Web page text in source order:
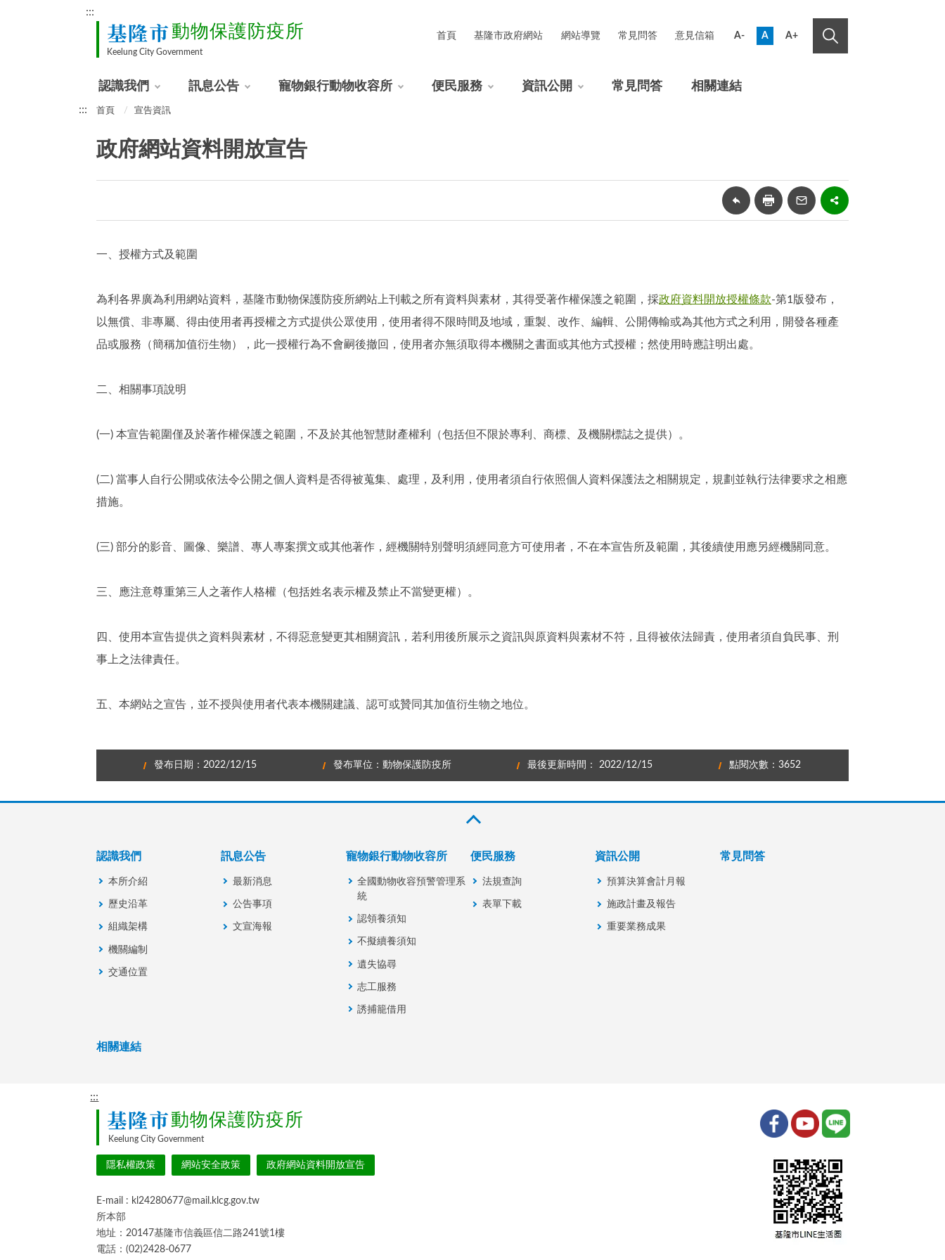
:::
基隆市 動物保護防疫所
Keelung City Government
首頁 基隆市政府網站 網站導覽 常見問答 意見信箱 A- A A+
認識我們 訊息公告 寵物銀行動物收容所 便民服務 資訊公開 常見問答 相關連結
::: 首頁 宣告資訊
政府網站資料開放宣告
一、授權方式及範圍
為利各界廣為利用網站資料，基隆市動物保護防疫所網站上刊載之所有資料與素材，其得受著作權保護之範圍，採政府資料開放授權條款-第1版發布，
以無償、非專屬、得由使用者再授權之方式提供公眾使用，使用者得不限時間及地域，重製、改作、編輯、公開傳輸或為其他方式之利用，開發各種產
品或服務（簡稱加值衍生物），此一授權行為不會嗣後撤回，使用者亦無須取得本機關之書面或其他方式授權；然使用時應註明出處。
二、相關事項說明
(一) 本宣告範圍僅及於著作權保護之範圍，不及於其他智慧財產權利（包括但不限於專利、商標、及機關標誌之提供）。
(二) 當事人自行公開或依法令公開之個人資料是否得被蒐集、處理，及利用，使用者須自行依照個人資料保護法之相關規定，規劃並執行法律要求之相應
措施。
(三) 部分的影音、圖像、樂譜、專人專案撰文或其他著作，經機關特別聲明須經同意方可使用者，不在本宣告所及範圍，其後續使用應另經機關同意。
三、應注意尊重第三人之著作人格權（包括姓名表示權及禁止不當變更權）。
四、使用本宣告提供之資料與素材，不得惡意變更其相關資訊，若利用後所展示之資訊與原資料與素材不符，且得被依法歸責，使用者須自負民事、刑
事上之法律責任。
五、本網站之宣告，並不授與使用者代表本機關建議、認可或贊同其加值衍生物之地位。
發布日期：2022/12/15 發布單位：動物保護防疫所 最後更新時間： 2022/12/15 點閱次數：3652
認識我們
本所介紹
歷史沿革
組織架構
機關編制
交通位置
訊息公告
最新消息
公告事項
文宣海報
寵物銀行動物收容所
全國動物收容預警管理系
統
認領養須知
不擬續養須知
遺失協尋
志工服務
誘捕籠借用
便民服務
法規查詢
表單下載
資訊公開
預算決算會計月報
施政計畫及報告
重要業務成果
常見問答
相關連結
:::
基隆市動物保護防疫所
Keelung City Government
隱私權政策 網站安全政策 政府網站資料開放宣告
E-mail : kl24280677@mail.klcg.gov.tw
所本部
地址：20147基隆市信義區信二路241號1樓
電話：(02)2428-0677